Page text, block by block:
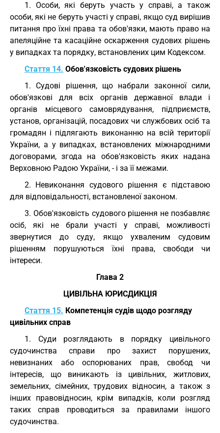
1. Особи, які беруть участь у справі, а також
особи, які не беруть участі у справі, якщо суд вирішив
питання про їхні права та обов'язки, мають право на
апеляційне та касаційне оскарження судових рішень
у випадках та порядку, встановлених цим Кодексом.
Стаття 14. Обов'язковість судових рішень
1. Судові рішення, що набрали законної сили,
обов'язкові для всіх органів державної влади і
органів місцевого самоврядування, підприємств,
установ, організацій, посадових чи службових осіб та
громадян і підлягають виконанню на всій території
України, а у випадках, встановлених міжнародними
договорами, згода на обов'язковість яких надана
Верховною Радою України, - і за її межами.
2. Невиконання судового рішення є підставою
для відповідальності, встановленої законом.
3. Обов'язковість судового рішення не позбавляє
осіб, які не брали участі у справі, можливості
звернутися до суду, якщо ухваленим судовим
рішенням порушуються їхні права, свободи чи
інтереси.
Глава 2
ЦИВІЛЬНА ЮРИСДИКЦІЯ
Стаття 15. Компетенція судів щодо розгляду
цивільних справ
1. Суди розглядають в порядку цивільного
судочинства справи про захист порушених,
невизнаних або оспорюваних прав, свобод чи
інтересів, що виникають із цивільних, житлових,
земельних, сімейних, трудових відносин, а також з
інших правовідносин, крім випадків, коли розгляд
таких справ проводиться за правилами іншого
судочинства.